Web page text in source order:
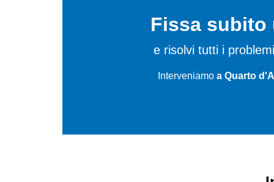
Fissa subito
e risolvi tutti i
Interveniamo a Quarto